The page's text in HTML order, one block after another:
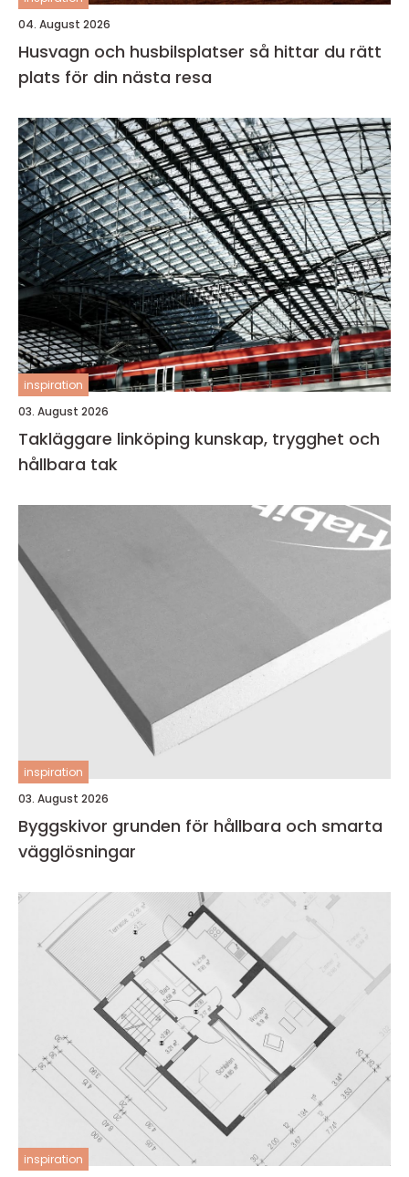
04. August 2026
Husvagn och husbilsplatser så hittar du rätt
plats för din nästa resa
inspiration
03. August 2026
Takläggare linköping kunskap, trygghet och
hållbara tak
inspiration
03. August 2026
Byggskivor grunden för hållbara och smarta
vägglösningar
inspiration